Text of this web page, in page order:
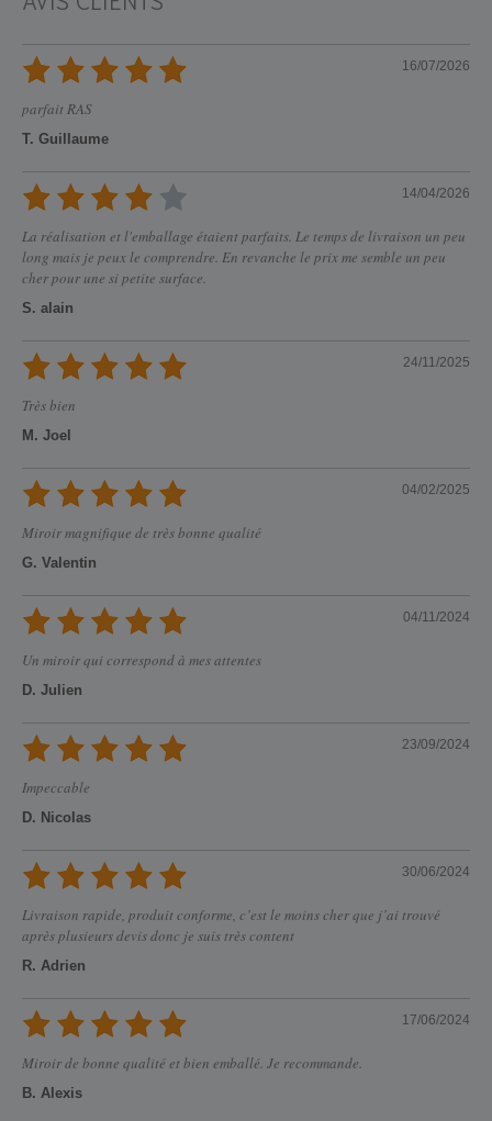
16/07/2026
parfait RAS
T. Guillaume
14/04/2026
La réalisation et l'emballage étaient parfaits. Le temps de livraison un peu
long mais je peux le comprendre. En revanche le prix me semble un peu
cher pour une si petite surface.
S. alain
24/11/2025
Très bien
M. Joel
04/02/2025
Miroir magnifique de très bonne qualité
G. Valentin
04/11/2024
Un miroir qui correspond à mes attentes
D. Julien
23/09/2024
Impeccable
D. Nicolas
30/06/2024
Livraison rapide, produit conforme, c’est le moins cher que j’ai trouvé
après plusieurs devis donc je suis très content
R. Adrien
17/06/2024
Miroir de bonne qualité et bien emballé. Je recommande.
B. Alexis